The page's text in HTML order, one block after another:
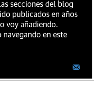
secciones del blog
publicados en años
voy añadiendo.
navegando en este